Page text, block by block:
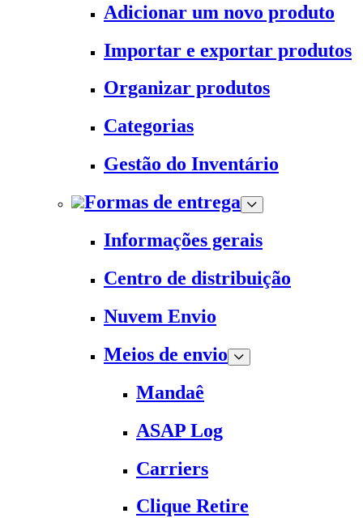
Adicionar um novo produto
Importar e exportar produtos
Organizar produtos
Categorias
Gestão do Inventário
Formas de entrega
Informações gerais
Centro de distribuição
Nuvem Envio
Meios de envio
Mandaê
ASAP Log
Carriers
Clique Retire